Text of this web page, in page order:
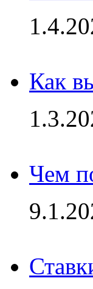
Как
Чем